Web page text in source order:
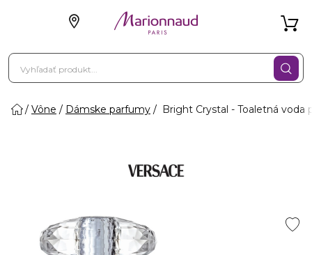
Vône Dámske parfumy Bright Crystal - Toaletná voda